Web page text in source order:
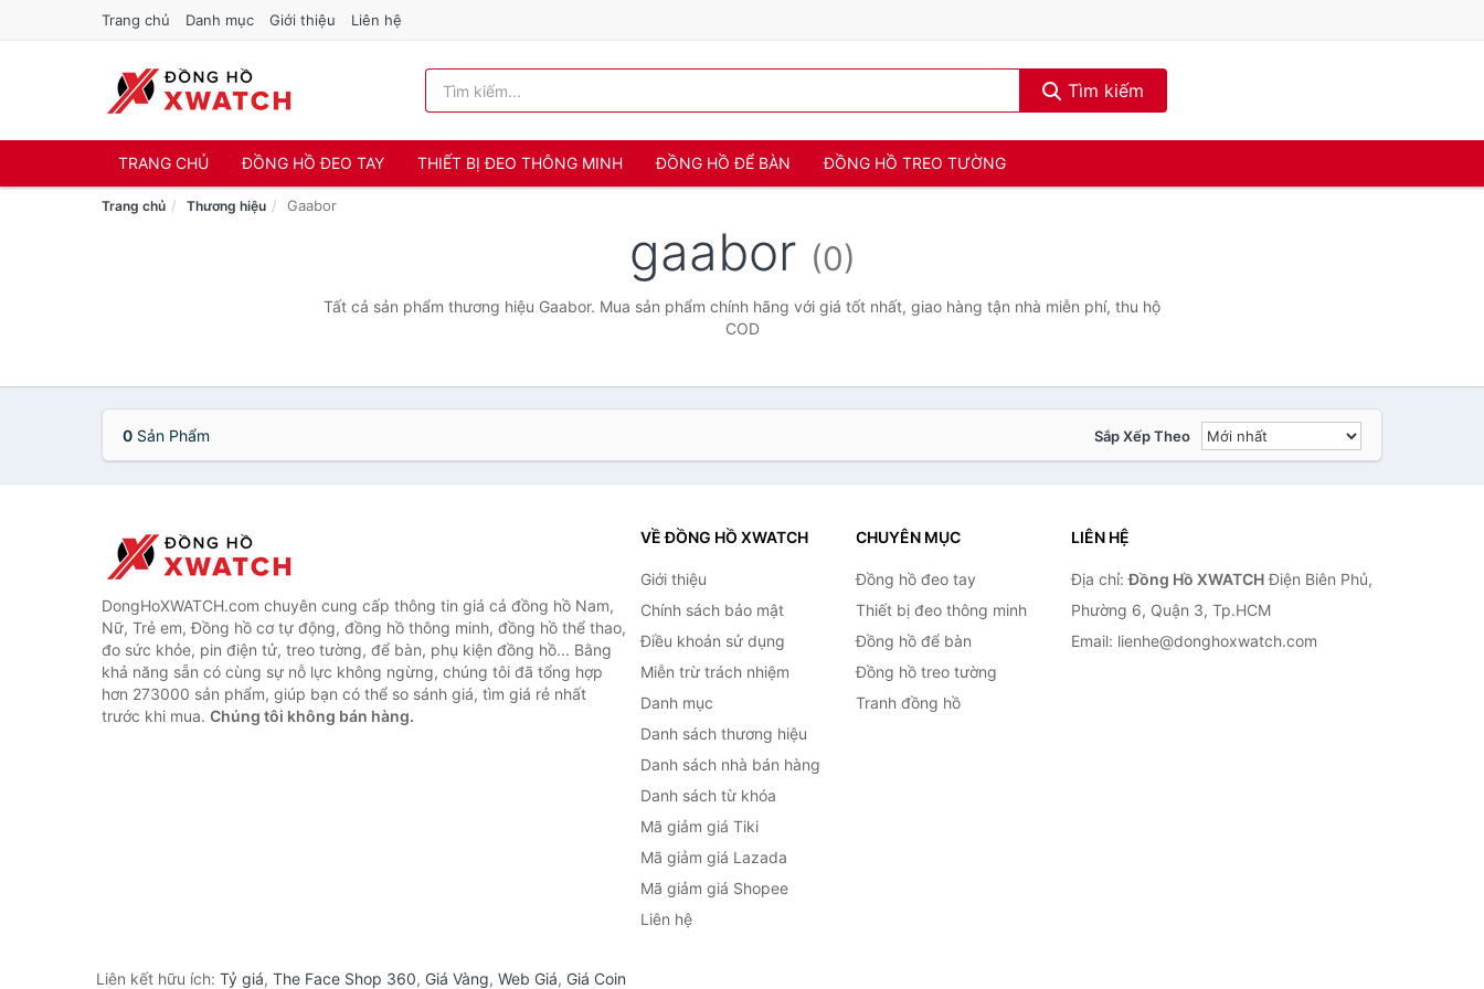
Trang chủ Danh mục Giới thiệu Liên hệ
Tìm kiếm
TRANG CHỦ ĐỒNG HỒ ĐEO TAY THIẾT BỊ ĐEO THÔNG MINH ĐỒNG HỒ ĐỂ BÀN ĐỒNG HỒ TREO TƯỜNG
Trang chủ Thương hiệu Gaabor
gaabor (0)
Tất cả sản phẩm thương hiệu Gaabor. Mua sản phẩm chính hãng với giá tốt nhất, giao hàng tận nhà miễn phí, thu hộ
COD
0 Sản Phẩm Sắp Xếp Theo
DongHoXWATCH.com chuyên cung cấp thông tin giá cả đồng hồ Nam,
Nữ, Trẻ em, Đồng hồ cơ tự động, đồng hồ thông minh, đồng hồ thể thao,
đo sức khỏe, pin điện tử, treo tường, để bàn, phụ kiện đồng hồ... Bằng
khả năng sẵn có cùng sự nỗ lực không ngừng, chúng tôi đã tổng hợp
hơn 273000 sản phẩm, giúp bạn có thể so sánh giá, tìm giá rẻ nhất
trước khi mua. Chúng tôi không bán hàng.
VỀ ĐỒNG HỒ XWATCH
Giới thiệu
Chính sách bảo mật
Điều khoản sử dụng
Miễn trừ trách nhiệm
Danh mục
Danh sách thương hiệu
Danh sách nhà bán hàng
Danh sách từ khóa
Mã giảm giá Tiki
Mã giảm giá Lazada
Mã giảm giá Shopee
Liên hệ
CHUYÊN MỤC
Đồng hồ đeo tay
Thiết bị đeo thông minh
Đồng hồ để bàn
Đồng hồ treo tường
Tranh đồng hồ
LIÊN HỆ
Địa chỉ:Đồng Hồ XWATCHĐiện Biên Phủ,
Phường 6, Quận 3, Tp.HCM
Email: lienhe@donghoxwatch.com
Liên kết hữu ích: Tỷ giá, The Face Shop 360, Giá Vàng, Web Giá, Giá Coin